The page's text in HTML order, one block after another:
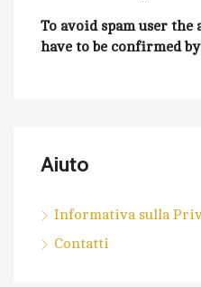
To avoid spam user the
have to be confirmed
Aiuto
Informativa sulla
Contatti